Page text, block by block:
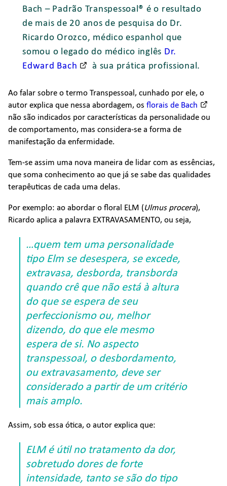
Bach – Padrão Transpessoal® é o resultado
de mais de 20 anos de pesquisa do Dr.
Ricardo Orozco, médico espanhol que
somou o legado do médico inglês Dr.
Edward Bach
à sua prática profissional.
Ao falar sobre o termo Transpessoal, cunhado por ele, o
autor explica que nessa abordagem, os florais de Bach
não são indicados por características da personalidade ou
de comportamento, mas considera-se a forma de
manifestação da enfermidade.
Tem-se assim uma nova maneira de lidar com as essências,
que soma conhecimento ao que já se sabe das qualidades
terapêuticas de cada uma delas.
Por exemplo: ao abordar o floral ELM (Ulmus procera),
Ricardo aplica a palavra EXTRAVASAMENTO, ou seja,
…quem tem uma personalidade
tipo Elm se desespera, se excede,
extravasa, desborda, transborda
quando crê que não está à altura
do que se espera de seu
perfeccionismo ou, melhor
dizendo, do que ele mesmo
espera de si. No aspecto
transpessoal, o desbordamento,
ou extravasamento, deve ser
considerado a partir de um critério
mais amplo.
Assim, sob essa ótica, o autor explica que:
ELM é útil no tratamento da dor,
sobretudo dores de forte
intensidade, tanto se são do tipo